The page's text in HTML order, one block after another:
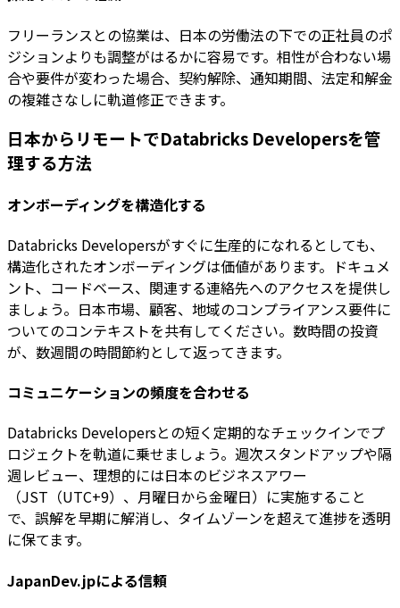
フリーランスとの協業は、日本の労働法の下での正社員のポ
ジションよりも調整がはるかに容易です。相性が合わない場
合や要件が変わった場合、契約解除、通知期間、法定和解金
の複雑さなしに軌道修正できます。
日本からリモートでDatabricks Developersを管
理する方法
オンボーディングを構造化する
Databricks Developersがすぐに生産的になれるとしても、
構造化されたオンボーディングは価値があります。ドキュメ
ント、コードベース、関連する連絡先へのアクセスを提供し
ましょう。日本市場、顧客、地域のコンプライアンス要件に
ついてのコンテキストを共有してください。数時間の投資
が、数週間の時間節約として返ってきます。
コミュニケーションの頻度を合わせる
Databricks Developersとの短く定期的なチェックインでプ
ロジェクトを軌道に乗せましょう。週次スタンドアップや隔
週レビュー、理想的には日本のビジネスアワー
（JST（UTC+9）、月曜日から金曜日）に実施すること
で、誤解を早期に解消し、タイムゾーンを超えて進捗を透明
に保てます。
JapanDev.jpによる信頼